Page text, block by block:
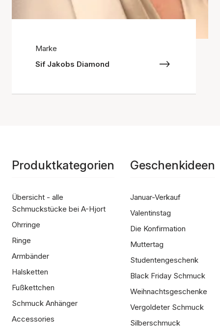
Marke
Sif Jakobs Diamond
Produktkategorien
Übersicht - alle
Schmuckstücke bei A-Hjort
Ohrringe
Ringe
Armbänder
Halsketten
Fußkettchen
Schmuck Anhänger
Accessories
Geschenkideen
Januar-Verkauf
Valentinstag
Die Konfirmation
Muttertag
Studentengeschenk
Black Friday Schmuck
Weihnachtsgeschenke
Vergoldeter Schmuck
Silberschmuck